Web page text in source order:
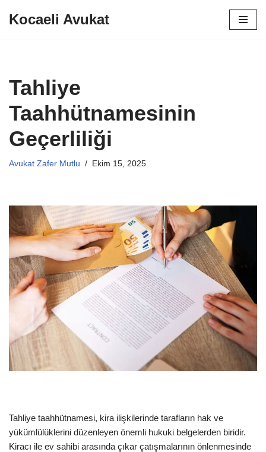
Kocaeli Avukat
Tahliye
Taahhütnamesinin
Geçerliliği
Avukat Zafer Mutlu Ekim 15, 2025
Tahliye taahhütnamesi, kira ilişkilerinde tarafların hak ve
yükümlülüklerini düzenleyen önemli hukuki belgelerden biridir.
Kiracı ile ev sahibi arasında çıkar çatışmalarının önlenmesinde